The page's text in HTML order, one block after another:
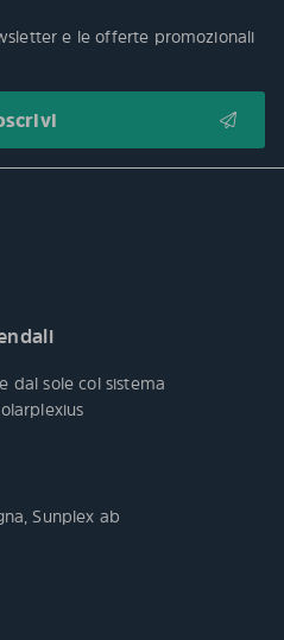
e le offerte promozionali
dal sole col sistema
Sunplex ab